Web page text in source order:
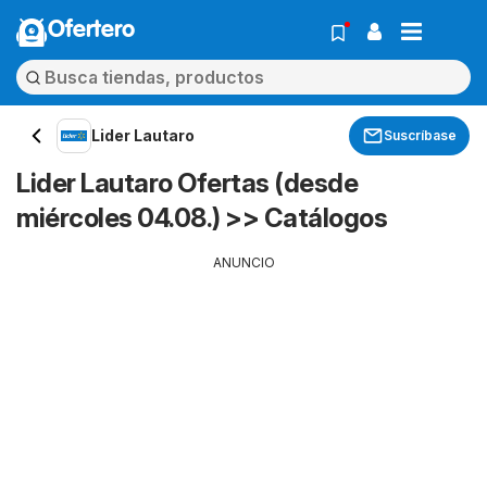
Ofertero
Lider Lautaro Suscríbase
Lider Lautaro Ofertas (desde
miércoles 04.08.) >> Catálogos
ANUNCIO